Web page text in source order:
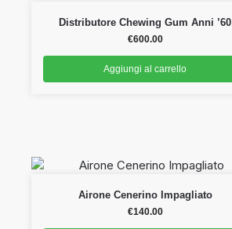
Distributore Chewing Gum Anni ’60
€600.00
Aggiungi al carrello
Airone Cenerino Impagliato
€140.00